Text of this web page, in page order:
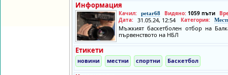
Информация
Качил: petar68 Видяно: 1059 пъти
Дата: 31.05.24, 12:54 Категория:
Мъжкият баскетболен отбор на
първенството на НБЛ
Етикети
новини местни спортни Баскетбол